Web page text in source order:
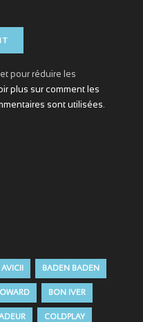
pour réduire les
plus sur comment les
sont utilisées.
AVICII BADEN BADEN
BON IVER
COLDPLAY